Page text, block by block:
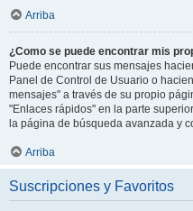
Arriba
¿Como se puede encontrar mis
Puede encontrar sus mensajes
Panel de Control de Usuario o
mensajes" a través de su propio
"Enlaces rápidos" en la parte
la página de búsqueda avanzada y
Arriba
Suscripciones y Favoritos